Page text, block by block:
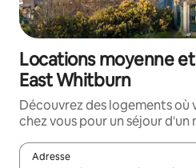
Locations moyenne
East Whitburn
Découvrez des logements où
chez vous pour un séjour d'un
Adresse